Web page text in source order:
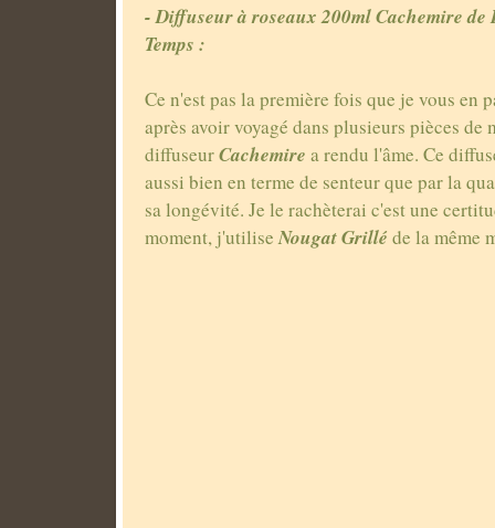
- Diffuseur à roseaux 200ml Cachemire de
Temps :
Ce n'est pas la première fois que je vous en
après avoir voyagé dans plusieurs pièces de
diffuseurCachemire a rendu l'âme. Ce
aussi bien en terme de senteur que par la
sa longévité. Je le rachèterai c'est une
moment, j'utiliseNougat Grillé de la même